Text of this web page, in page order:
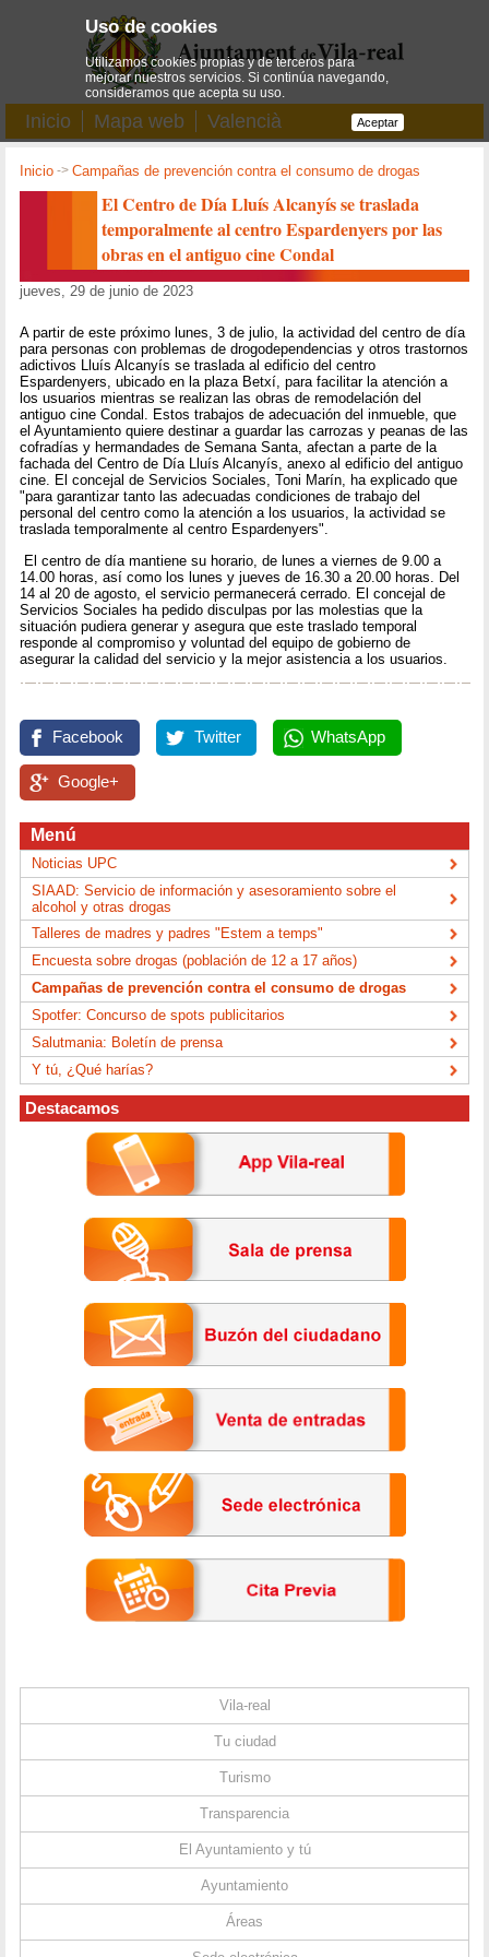
Inicio Mapa web Valencià
Inicio ->Campañas de prevención contra el consumo de drogas
El Centro de Día Lluís Alcanyís se traslada
temporalmente al centro Espardenyers por las
obras en el antiguo cine Condal
jueves, 29 de junio de 2023
A partir de este próximo lunes, 3 de julio, la actividad del centro de día
para personas con problemas de drogodependencias y otros trastornos
adictivos Lluís Alcanyís se traslada al edificio del centro
Espardenyers, ubicado en la plaza Betxí, para facilitar la atención a
los usuarios mientras se realizan las obras de remodelación del
antiguo cine Condal. Estos trabajos de adecuación del inmueble, que
el Ayuntamiento quiere destinar a guardar las carrozas y peanas de las
cofradías y hermandades de Semana Santa, afectan a parte de la
fachada del Centro de Día Lluís Alcanyís, anexo al edificio del antiguo
cine. El concejal de Servicios Sociales, Toni Marín, ha explicado que
"para garantizar tanto las adecuadas condiciones de trabajo del
personal del centro como la atención a los usuarios, la actividad se
traslada temporalmente al centro Espardenyers".
El centro de día mantiene su horario, de lunes a viernes de 9.00 a
14.00 horas, así como los lunes y jueves de 16.30 a 20.00 horas. Del
14 al 20 de agosto, el servicio permanecerá cerrado. El concejal de
Servicios Sociales ha pedido disculpas por las molestias que la
situación pudiera generar y asegura que este traslado temporal
responde al compromiso y voluntad del equipo de gobierno de
asegurar la calidad del servicio y la mejor asistencia a los usuarios.
Facebook Twitter WhatsApp
Google+
Menú
Noticias UPC
SIAAD: Servicio de información y asesoramiento sobre el
alcohol y otras drogas
Talleres de madres y padres "Estem a temps"
Encuesta sobre drogas (población de 12 a 17 años)
Campañas de prevención contra el consumo de drogas
Spotfer: Concurso de spots publicitarios
Salutmania: Boletín de prensa
Y tú, ¿Qué harías?
Destacamos
Vila-real
Tu ciudad
Turismo
Transparencia
El Ayuntamiento y tú
Ayuntamiento
Áreas
Uso de cookies
Utilizamos cookies propias y de terceros para
mejorar nuestros servicios. Si continúa navegando,
consideramos que acepta su uso.
Aceptar